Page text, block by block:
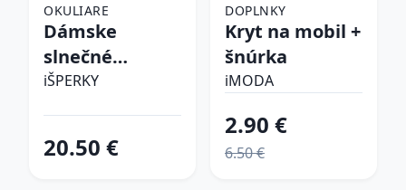
OKULIARE
Dámske
slnečné
okuliare
iŠPERKY
20.50 €
DOPLNKY
Kryt na mobil +
šnúrka
iMODA
2.90 €
6.50 €